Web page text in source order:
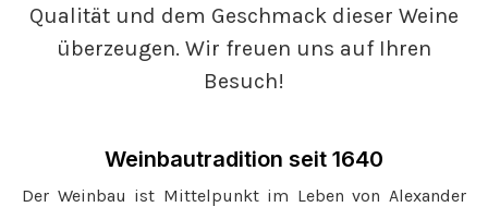
Qualität und dem Geschmack dieser Weine
überzeugen. Wir freuen uns auf Ihren
Besuch!
Weinbautradition seit 1640
Der Weinbau ist Mittelpunkt im Leben von Alexander